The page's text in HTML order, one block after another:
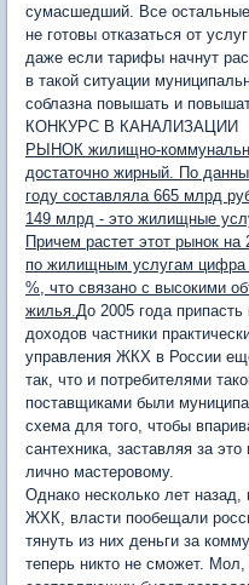
сумасшедший. Все
не готовы отказаться от
даже если тарифы начнут
в такой ситуации
соблазна повышать и
КОНКУРС В КАНАЛИЗАЦИИ
РЫНОК жилищно-
достаточно жирный. По
году составляла 665 млрд
149 млрд - это жилищные
Причем растет этот рынок
по жилищным услугам
%, что связано с высокими
жилья. До 2005 года
доходов частники
управления ЖКХ в России
так, что и потребителями
поставщиками были
схема для того, чтобы
сантехника, заставляя за
лично мастеровому.
Однако несколько лет
ЖХК, власти пообещали
тянуть из них деньги за
теперь никто не сможет. Мол,